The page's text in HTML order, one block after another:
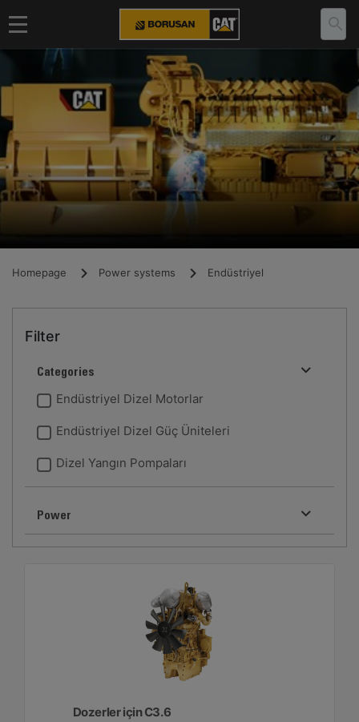
Homepage Power systems Endüstriyel
Filter
Categories
Endüstriyel Dizel Motorlar
Endüstriyel Dizel Güç Üniteleri
Dizel Yangın Pompaları
Power
Dozerler için C3.6